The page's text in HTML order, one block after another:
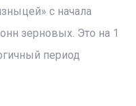
с начала
зерновых. Это на 1
период